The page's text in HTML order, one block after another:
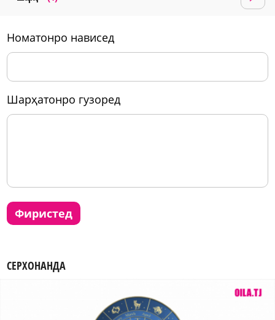
номатонро нависед
шарҳатонро гузоред
фиристед
СЕРХОНАНДА